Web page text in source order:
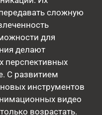
сложную
для
делают
перспективных
С развитием
инструментов
видео
возрастать.